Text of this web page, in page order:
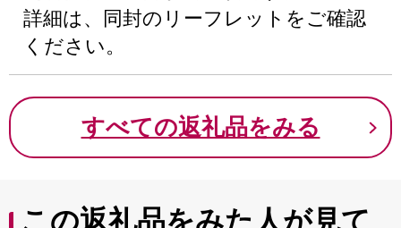
詳細は、同封のリーフレットをご確認
ください。
すべての返礼品をみる
この返礼品をみた人が見て